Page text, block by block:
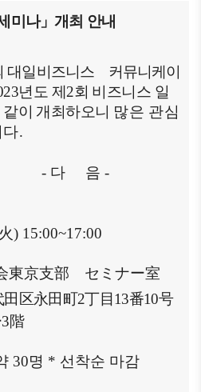
リ
会）
動靜
会員社
からの
会員社
ビュ
ー/寄
稿
セミナ
ー
ト写真
韓企連
ニュー
利情報
関
サイト
미나」개최 안내
대일비즈니스
커뮤니케이
년도 제 2회 비즈니스 일
이 개최하오니 많은 관심
다.
- 다 음-
火) 15:00~17:00
東京支部 セミナー室
田区永田町2丁目 13番10号
3階
30명 * 선착순 마감